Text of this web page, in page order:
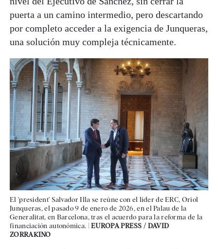
puerta a un camino intermedio, pero descartando
por completo acceder a la exigencia de Junqueras,
una solución muy compleja técnicamente.
El 'president' Salvador Illa se reúne con el líder de ERC, Oriol
Junqueras, el pasado 9 de enero de 2026, en el Palau de la
Generalitat, en Barcelona, tras el acuerdo para la reforma de la
financiación autonómica. |EUROPA PRESS / DAVID
ZORRAKINO